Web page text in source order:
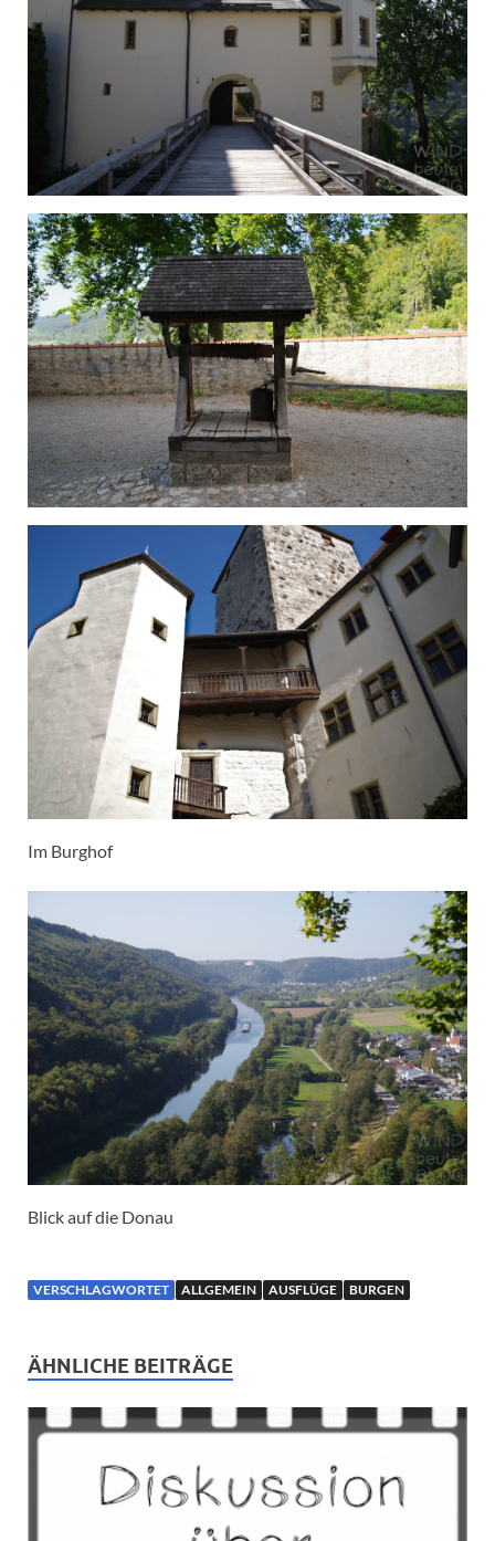
Im Burghof
Blick auf die Donau
VERSCHLAGWORTET ALLGEMEIN AUSFLÜGE BURGEN
ÄHNLICHE BEITRÄGE